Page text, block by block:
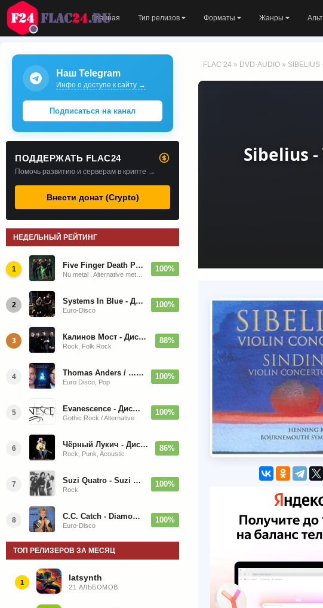
Главная Тип релизов Форматы Жанры Альт
FLAC 24 » DVD-AUDIO » SIBELIUS
Sibelius
Наш Telegram
Инфо о доступе к сайту →
Подписаться на канал
ПОДДЕРЖАТЬ FLAC24
Помочь развитию и серверам в крипте →
Внести донат (Crypto)
НЕДЕЛЬНЫЙ РЕЙТИНГ
1 Five Finger Death Punch - Дискография (2008-2026) 100%
2 Systems In Blue - Дискография (2020-2026)
Euro-Disco
100%
3 Калинов Мост - Дискография (1986-2026)
Rock, Folk Rock
88%
4 Thomas Anders / … Sings Modern Talking: The Best hi-res
Euro Disco, Pop
100%
5 Evanescence - Дискография (1998-2026)
Gothic Rock / Alternative
100%
6 Чёрный Лукич - Дискография (1987-2014)
Rock, Punk, Acoustic
86%
7 Suzi Quatro - Suzi Quatro (Bonus Tracks, Remaster) 1973/2022
Rock
100%
8 C.C. Catch - Diamonds. Her Greatest Hits 1988
Euro-Disco
100%
ТОП РЕЛИЗЕРОВ ЗА МЕСЯЦ
1 latsynth
21 АЛЬБОМОВ